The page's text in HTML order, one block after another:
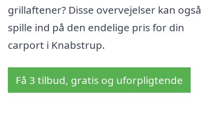
grillaftener? Disse overvejelser kan også
spille ind på den endelige pris for din
carport i Knabstrup.
Få 3 tilbud, gratis og uforpligtende